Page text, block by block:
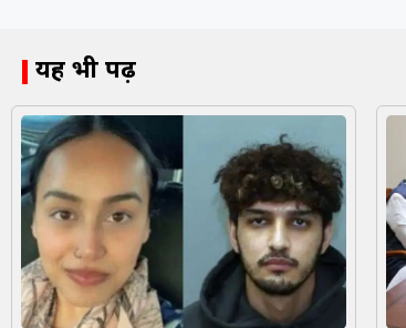
यह भी पढ़ें